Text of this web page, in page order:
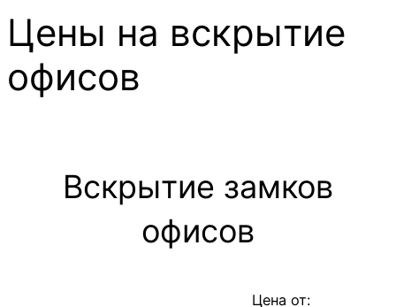
Цены на вскрытие
офисов
Вскрытие замков
офисов
Цена от: